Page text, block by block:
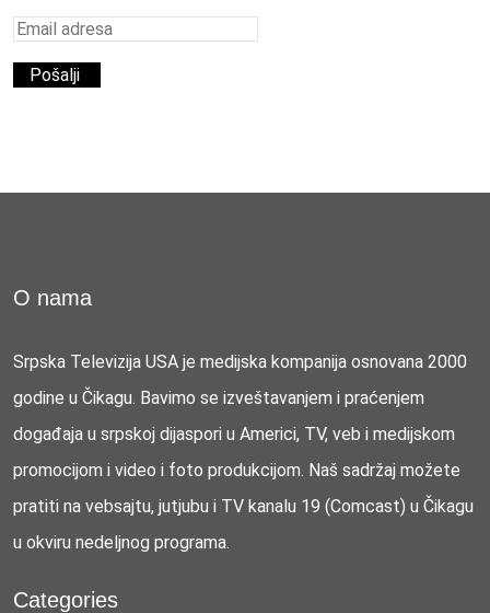
O nama
Srpska Televizija USA je medijska kompanija osnovana 2000
godine u Čikagu. Bavimo se izveštavanjem i praćenjem
događaja u srpskoj dijaspori u Americi, TV, veb i medijskom
promocijom i video i foto produkcijom. Naš sadržaj možete
pratiti na vebsajtu, jutjubu i TV kanalu 19 (Comcast) u Čikagu
u okviru nedeljnog programa.
Categories